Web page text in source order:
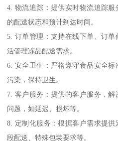
4. 物流追踪：提供实时物流追踪
的配送状态和预计到达时间。
5. 订单管理：支持在线下单、订
活管理冻品配送需求。
6. 安全卫生：严格遵守食品安全
污染，保持卫生。
7. 客户服务：提供的客户服务，
问题，如延迟、损坏等。
8. 定制化服务：根据客户需求提
段配送、特殊包装要求等。